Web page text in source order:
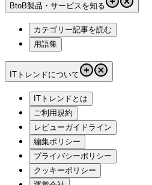
BtoB製品・サービスを知る
カテゴリー記事を読む
用語集
ITトレンドについて
ITトレンドとは
ご利用規約
レビューガイドライン
編集ポリシー
プライバシーポリシー
クッキーポリシー